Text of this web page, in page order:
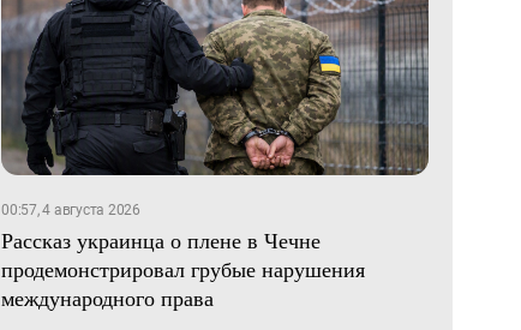
00:57, 4 августа 2026
Рассказ украинца о плене в Чечне
продемонстрировал грубые нарушения
международного права